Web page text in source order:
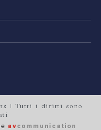
| Tutti i diritti sono
av communication